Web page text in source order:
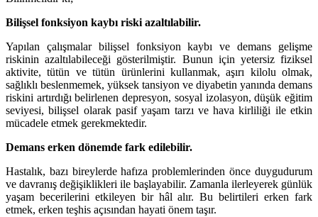
Bilişsel fonksiyon kaybı riski azaltılabilir.
Yapılan çalışmalar bilişsel fonksiyon kaybı ve demans gelişme
riskinin azaltılabileceği gösterilmiştir. Bunun için yetersiz fiziksel
aktivite, tütün ve tütün ürünlerini kullanmak, aşırı kilolu olmak,
sağlıklı beslenmemek, yüksek tansiyon ve diyabetin yanında demans
riskini artırdığı belirlenen depresyon, sosyal izolasyon, düşük eğitim
seviyesi, bilişsel olarak pasif yaşam tarzı ve hava kirliliği ile etkin
mücadele etmek gerekmektedir.
Demans erken dönemde fark edilebilir.
Hastalık, bazı bireylerde hafıza problemlerinden önce duygudurum
ve davranış değişiklikleri ile başlayabilir. Zamanla ilerleyerek günlük
yaşam becerilerini etkileyen bir hâl alır. Bu belirtileri erken fark
etmek, erken teşhis açısından hayati önem taşır.